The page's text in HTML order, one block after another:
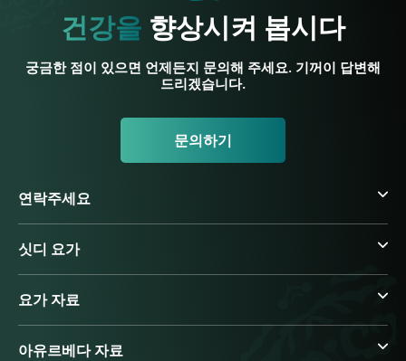
건강을 향상시켜 봅시다
궁금한 점이 있으면 언제든지 문의해 주세요. 기꺼이 답변해
드리겠습니다.
문의하기
연락주세요
싯디 요가
요가 자료
아유르베다 자료